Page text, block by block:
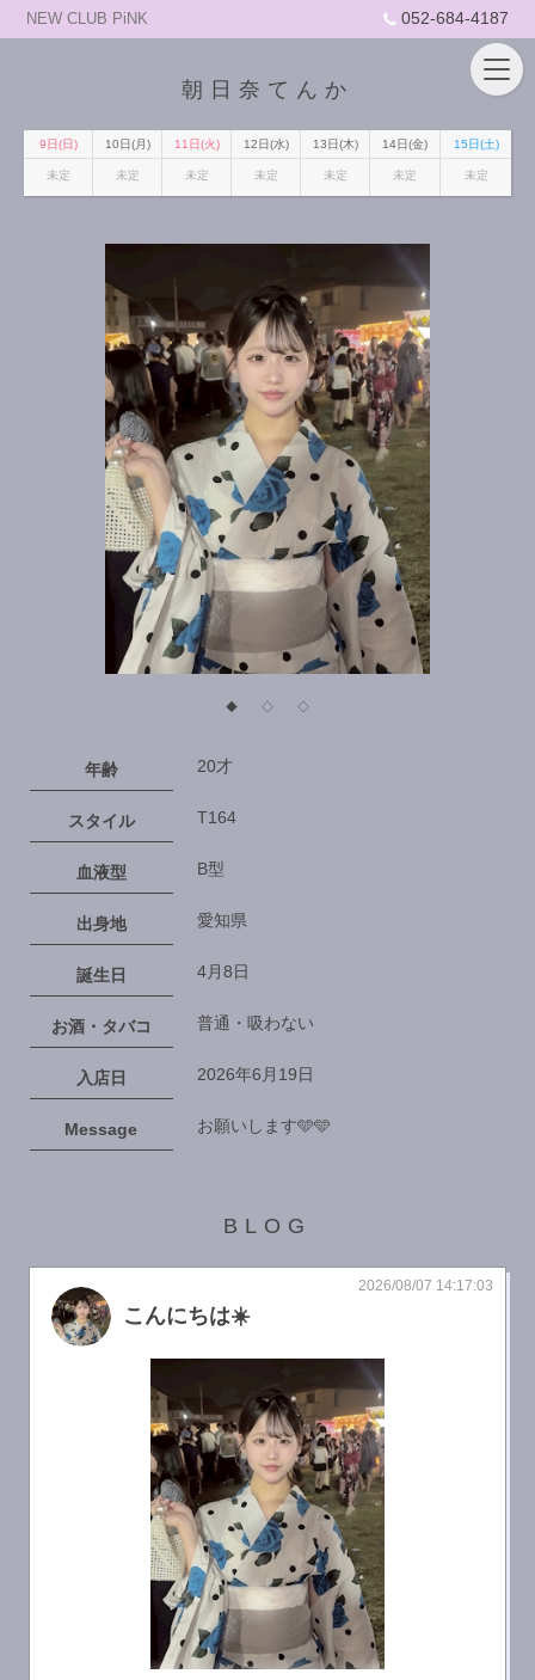
NEW CLUB PiNK 052-684-4187
朝日奈てんか
9日(日) 10日(月) 11日(火) 12日(水) 13日(木) 14日(金) 15日(土)
未定 未定 未定 未定 未定 未定 未定
◆ ◇ ◇
年齢 20才
スタイル T164
血液型 B型
出身地 愛知県
誕生日 4月8日
お酒・タバコ 普通・吸わない
入店日 2026年6月19日
Message お願いします🩵🩵
BLOG
こんにちは☀️
2026/08/07 14:17:03